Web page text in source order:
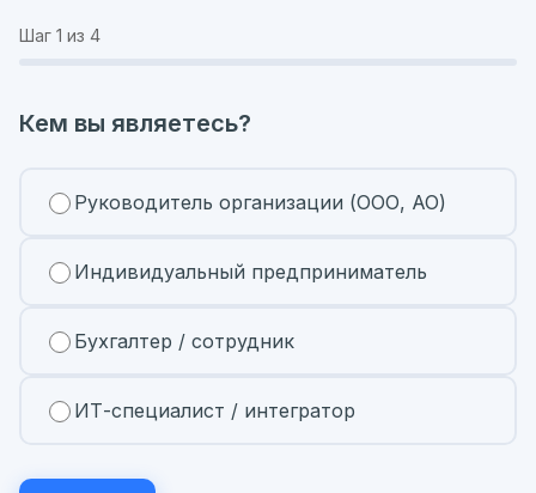
Шаг 1 из 4
Кем вы являетесь?
Руководитель организации (ООО, АО)
Индивидуальный предприниматель
Бухгалтер / сотрудник
ИТ-специалист / интегратор